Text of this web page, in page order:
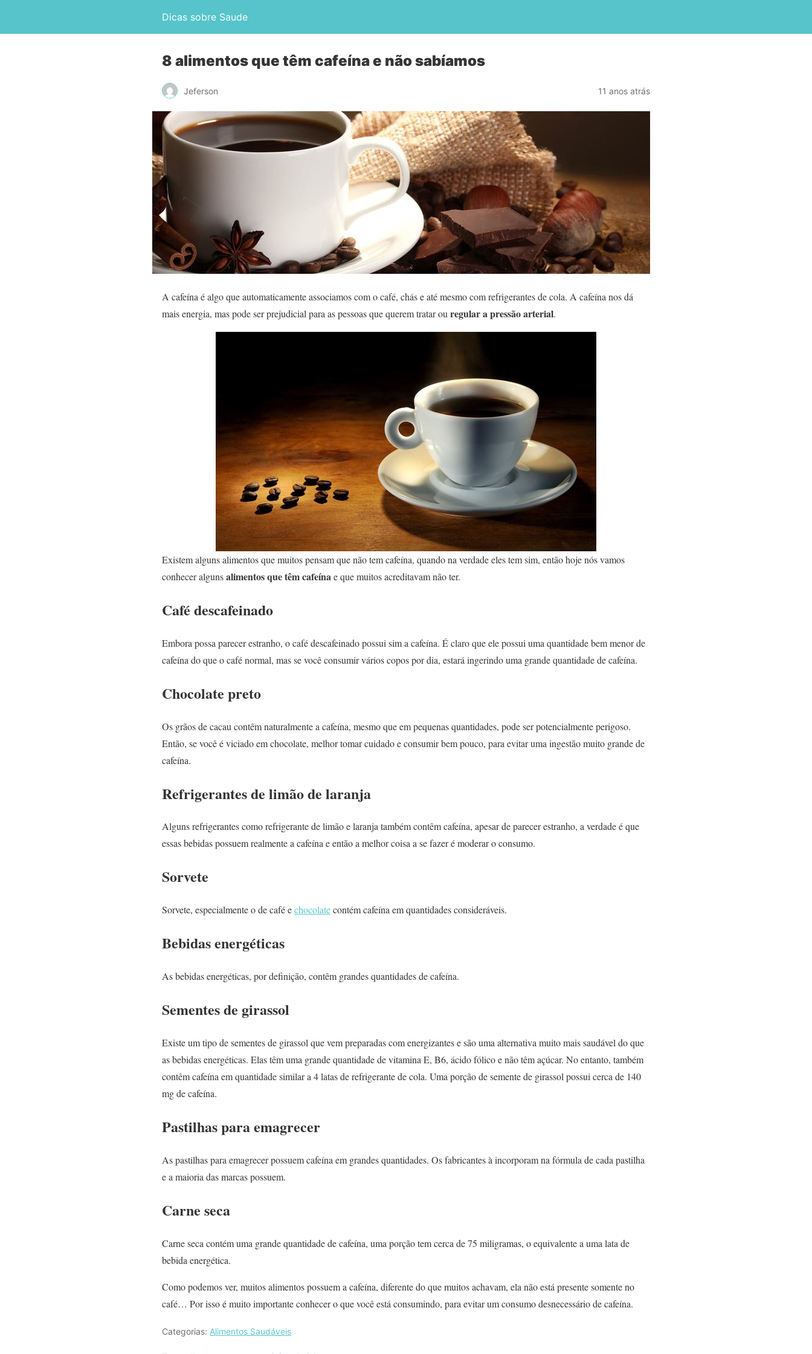
Dicas sobre Saude
8 alimentos que têm cafeína e não sabíamos
Jeferson 11 anos atrás
A cafeína é algo que automaticamente associamos com o café, chás e até mesmo com refrigerantes de cola. A cafeína nos dá
mais energia, mas pode ser prejudicial para as pessoas que querem tratar ou regular a pressão arterial.
Existem alguns alimentos que muitos pensam que não tem cafeína, quando na verdade eles tem sim, então hoje nós vamos
conhecer algunsalimentos que têm cafeínae que muitos acreditavam não ter.
Café descafeinado
Embora possa parecer estranho, o café descafeinado possui sim a cafeína. É claro que ele possui uma quantidade bem menor de
cafeína do que o café normal, mas se você consumir vários copos por dia, estará ingerindo uma grande quantidade de cafeína.
Chocolate preto
Os grãos de cacau contêm naturalmente a cafeína, mesmo que em pequenas quantidades, pode ser potencialmente perigoso.
Então, se você é viciado em chocolate, melhor tomar cuidado e consumir bem pouco, para evitar uma ingestão muito grande de
cafeína.
Refrigerantes de limão de laranja
Alguns refrigerantes como refrigerante de limão e laranja também contêm cafeína, apesar de parecer estranho, a verdade é que
essas bebidas possuem realmente a cafeína e então a melhor coisa a se fazer é moderar o consumo.
Sorvete
Sorvete, especialmente o de café echocolatecontém cafeína em quantidades consideráveis.
Bebidas energéticas
As bebidas energéticas, por definição, contêm grandes quantidades de cafeína.
Sementes de girassol
Existe um tipo de sementes de girassol que vem preparadas com energizantes e são uma alternativa muito mais saudável do que
as bebidas energéticas. Elas têm uma grande quantidade de vitamina E, B6, ácido fólico e não têm açúcar. No entanto, também
contêm cafeína em quantidade similar a 4 latas de refrigerante de cola. Uma porção de semente de girassol possui cerca de 140
mg de cafeína.
Pastilhas para emagrecer
As pastilhas para emagrecer possuem cafeína em grandes quantidades. Os fabricantes à incorporam na fórmula de cada pastilha
e a maioria das marcas possuem.
Carne seca
Carne seca contém uma grande quantidade de cafeína, uma porção tem cerca de 75 miligramas, o equivalente a uma lata de
bebida energética.
Como podemos ver, muitos alimentos possuem a cafeína, diferente do que muitos achavam, ela não está presente somente no
café… Por isso é muito importante conhecer o que você está consumindo, para evitar um consumo desnecessário de cafeína.
Categorias: Alimentos Saudáveis